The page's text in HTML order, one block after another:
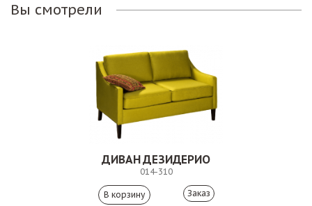
Вы смотрели
ДИВАН ДЕЗИДЕРИО
014-310
Заказ